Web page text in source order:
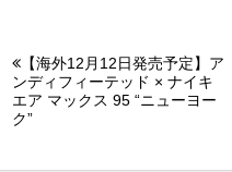
【海外12月12日発売予定】ア
ンディフィーテッド × ナイキ
エア マックス 95 “ニューヨー
ク”